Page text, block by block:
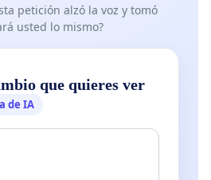
petición alzó la voz y tomó
usted lo mismo?
que quieres ver
de IA